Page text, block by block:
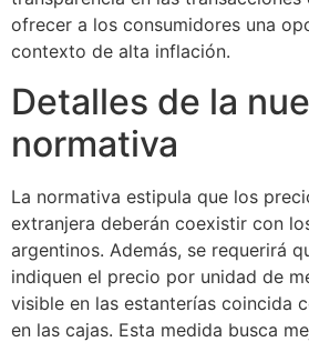
ofrecer a los consumidores una
contexto de alta inflación.
Detalles de la
normativa
La normativa estipula que los
extranjera deberán coexistir con
argentinos. Además, se requerirá
indiquen el precio por unidad de
visible en las estanterías coincida
en las cajas. Esta medida busca